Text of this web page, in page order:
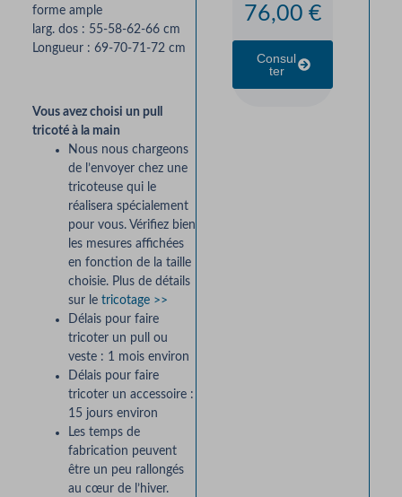
forme ample
larg. dos : 55-58-62-66 cm
Longueur : 69-70-71-72 cm
Vous avez choisi un pull
tricoté à la main
Nous nous chargeons
de l’envoyer chez une
tricoteuse qui le
réalisera spécialement
pour vous. Vérifiez bien
les mesures affichées
en fonction de la taille
choisie. Plus de détails
sur le tricotage >>
Délais pour faire
tricoter un pull ou
veste : 1 mois environ
Délais pour faire
tricoter un accessoire :
15 jours environ
Les temps de
fabrication peuvent
être un peu rallongés
au cœur de l’hiver.
76,00 €
Consul
Ter